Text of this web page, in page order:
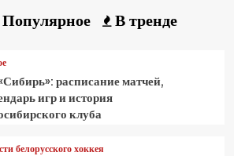
В тренде
расписание матчей,
игр и история
клуба
белорусского хоккея